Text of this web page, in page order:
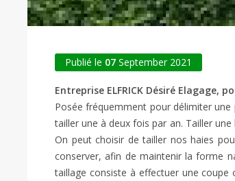
Publié le 07 September 2021
Entreprise ELFRICK Désiré Elagage,
Posée fréquemment pour délimiter
tailler une à deux fois par an. Tailler
On peut choisir de tailler nos haies
conserver, afin de maintenir la forme
taillage consiste à effectuer une